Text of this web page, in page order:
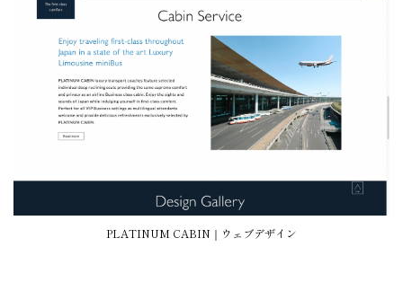
PLATINUM CABIN｜ウェブデザイン